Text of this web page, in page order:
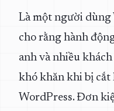
Là một người dùng
cho rằng hành
anh và nhiều
khó khăn khi bị cắt
WordPress. Đơn